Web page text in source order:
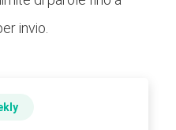
invio.